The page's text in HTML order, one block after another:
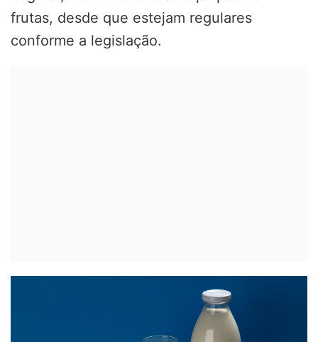
frutas, desde que estejam regulares
conforme a legislação.